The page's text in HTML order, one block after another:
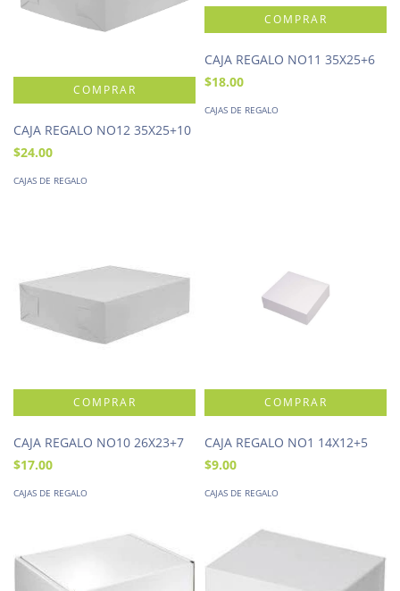
CAJA REGALO NO12 35X25+10
$24.00
CAJAS DE REGALO
CAJA REGALO NO11 35X25+6
$18.00
CAJAS DE REGALO
CAJA REGALO NO10 26X23+7
$17.00
CAJAS DE REGALO
CAJA REGALO NO1 14X12+5
$9.00
CAJAS DE REGALO